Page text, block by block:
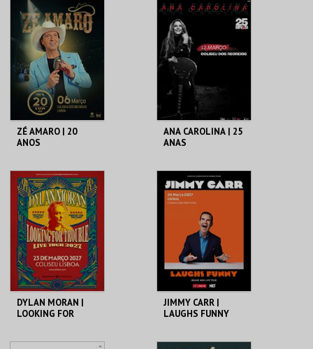
COLISEU DE LISBOA
MAIS INFO
COMPRAR
COLISEU DE LISBOA
MAIS INFO
COMPRAR
ZÉ AMARO | 20
ANOS
COLISEU DE LISBOA
MAIS INFO
COMPRAR
ANA CAROLINA | 25
ANAS
COLISEU DE LISBOA
MAIS INFO
COMPRAR
DYLAN MORAN |
LOOKING FOR
JIMMY CARR |
LAUGHS FUNNY